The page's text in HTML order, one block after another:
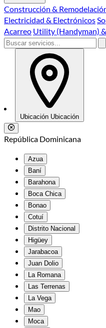
Construcción &
Electricidad & Electrónicos
Acarreo Utility (Handyman)
Ubicación Ubicación
República Dominicana
Azua
Baní
Barahona
Boca Chica
Bonao
Cotuí
Distrito Nacional
Higüey
Jarabacoa
Juan Dolio
La Romana
Las Terrenas
La Vega
Mao
Moca